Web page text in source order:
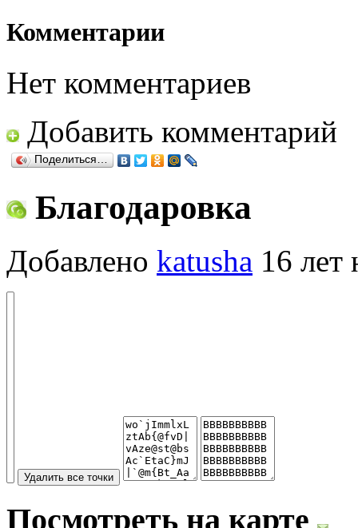
Комментарии
Нет комментариев
Добавить комментарий
Поделиться…
Благодаровка
Добавлено katusha 16 лет
Посмотреть на карте